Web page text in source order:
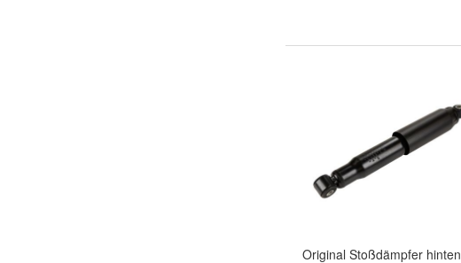
Original Stoßdämpfer hinten